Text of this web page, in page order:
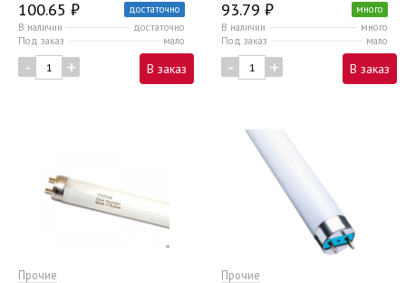
100.65 ₽
достаточно
В наличии
достаточно
Под заказ
мало
- + В заказ
93.79 ₽
много
В наличии
много
Под заказ
мало
- + В заказ
Прочие Прочие